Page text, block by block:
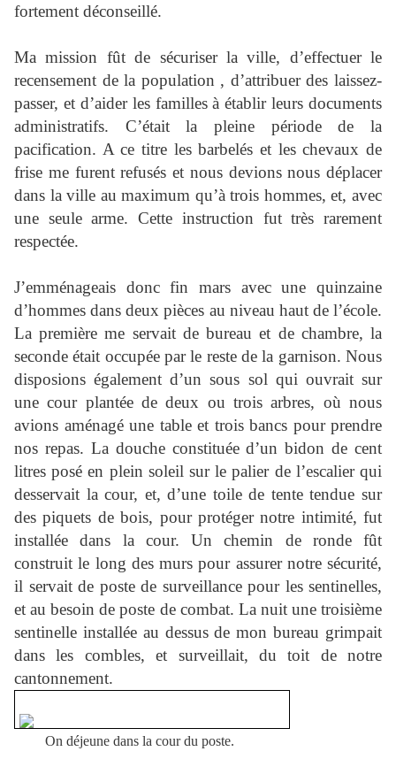
fortement déconseillé.
Ma mission fût de sécuriser la ville, d’effectuer le
recensement de la population , d’attribuer des laissez-
passer, et d’aider les familles à établir leurs documents
administratifs. C’était la pleine période de la
pacification. A ce titre les barbelés et les chevaux de
frise me furent refusés et nous devions nous déplacer
dans la ville au maximum qu’à trois hommes, et, avec
une seule arme. Cette instruction fut très rarement
respectée.
J’emménageais donc fin mars avec une quinzaine
d’hommes dans deux pièces au niveau haut de l’école.
La première me servait de bureau et de chambre, la
seconde était occupée par le reste de la garnison. Nous
disposions également d’un sous sol qui ouvrait sur
une cour plantée de deux ou trois arbres, où nous
avions aménagé une table et trois bancs pour prendre
nos repas. La douche constituée d’un bidon de cent
litres posé en plein soleil sur le palier de l’escalier qui
desservait la cour, et, d’une toile de tente tendue sur
des piquets de bois, pour protéger notre intimité, fut
installée dans la cour. Un chemin de ronde fût
construit le long des murs pour assurer notre sécurité,
il servait de poste de surveillance pour les sentinelles,
et au besoin de poste de combat. La nuit une troisième
sentinelle installée au dessus de mon bureau grimpait
dans les combles, et surveillait, du toit de notre
cantonnement.
On déjeune dans la cour du poste.